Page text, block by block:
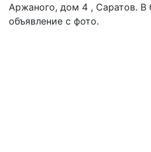
Аржаного, дом 4 , Саратов. В
объявление с фото.